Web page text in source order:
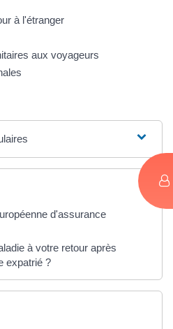
à l'étranger
aux voyageurs
d'assurance
à votre retour après
expatrié ?